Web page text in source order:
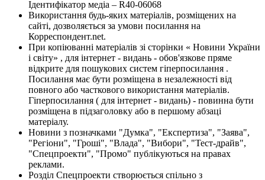
Ідентифікатор медіа – R40-06068
Використання будь-яких матеріалів, розміщених на
сайті, дозволяється за умови посилання на
Корреспондент.net.
При копіюванні матеріалів зі сторінки « Новини України
і світу» , для інтернет - видань - обов'язкове пряме
відкрите для пошукових систем гіперпосилання .
Посилання має бути розміщена в незалежності від
повного або часткового використання матеріалів.
Гіперпосилання ( для інтернет - видань) - повинна бути
розміщена в підзаголовку або в першому абзаці
матеріалу.
Новини з позначками "Думка", "Експертиза", "Заява",
"Регіони", "Гроші", "Влада", "Вибори", "Тест-драйв",
"Спецпроекти", "Промо" публікуються на правах
реклами.
Розділ Спецпроекти створюється спільно з